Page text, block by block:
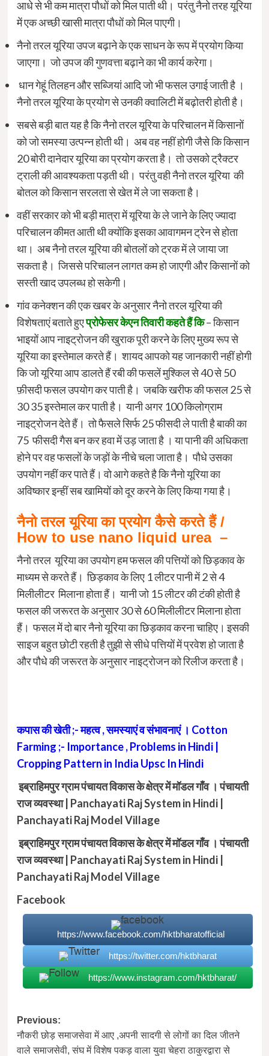
आधे से भी कम मात्रा पौधों को मिल पाती थी। परंतु नैनो तरह यूरिया
में एक अच्छी खासी मात्रा पौधों को मिल पाएगी।
नैनो तरल यूरिया उपज बढ़ाने के एक साधन के रूप में प्रयोग किया
जाएगा। जो उपज की गुणवत्ता बढ़ाने का भी कार्य करेगा।
धान गेहूं तिलहन और सब्जियां आदि जो भी फसल उगाई जाती है ।
नैनो तरल यूरिया के प्रयोग से उनकी क्वालिटी में बढ़ोतरी होती है।
सबसे बड़ी बात यह है कि नैनो तरल यूरिया के परिचालन में किसानों
को जो समस्या उत्पन्न होती थी। अब वह नहीं होगी जैसे कि किसान
20 बोरी दानेदार यूरिया का प्रयोग करता है। तो उसको ट्रैक्टर
ट्राली की आवश्यकता पड़ती थी। परंतु वही नैनो तरल यूरिया की
बोतल को किसान सरलता से खेत में ले जा सकता है।
वहीं सरकार को भी बड़ी मात्रा में यूरिया के ले जाने के लिए ज्यादा
परिचालन कीमत आती थी क्योंकि इसका आवागमन ट्रेन से होता
था। अब नैनो तरल यूरिया की बोतलों को ट्रक में ले जाया जा
सकता है। जिससे परिचालन लागत कम हो जाएगी और किसानों को
सस्ती खाद उपलब्ध हो सकेगी।
गांव कनेक्शन की एक खबर के अनुसार नैनो तरल यूरिया की
विशेषताएं बताते हुएप्रोफेसर केएन तिवारी कहते हैं कि– किसान
भाइयों आप नाइट्रोजन की खुराक पूरी करने के लिए मुख्य रूप से
यूरिया का इस्तेमाल करते हैं। शायद आपको यह जानकारी नहीं होगी
कि जो यूरिया आप डालते हैं रबी की फसलें मुश्किल से 40 से 50
फ़ीसदी फसल उपयोग कर पाती है। जबकि खरीफ की फसल 25 से
30 35 इस्तेमाल कर पाती है। यानी अगर 100 किलोग्राम
नाइट्रोजन देते हैं। तो फैसले सिर्फ 25 फीसदी ले पाती है बाकी का
75 फीसदी गैस बन कर हवा में उड़ जाता है । या पानी की अधिकता
होने पर वह फसलों के जड़ों के नीचे चला जाता है। पौधे उसका
उपयोग नहीं कर पाते हैं। वो आगे कहते है कि नैनो यूरिया का
अविष्कार इन्हीं सब खामियों को दूर करने के लिए किया गया है।
नैनो तरल यूरिया का प्रयोग कैसे करते हैं /
How to use nano liquid urea –
नैनो तरल यूरिया का उपयोग हम फसल की पत्तियों को छिड़काव के
माध्यम से करते हैं। छिड़काव के लिए 1 लीटर पानी में 2 से 4
मिलीलीटर मिलाना होता हैं। यानी जो 15 लीटर की टंकी होती है
फसल की जरूरत के अनुसार 30 से 60 मिलीलीटर मिलाना होता
हैं। फसल में दो बार नैनो यूरिया का छिड़काव करना चाहिए। इसकी
साइज बहुत छोटी रहती है तुझी से सीधे पत्तियों में प्रवेश हो जाता है
और पौधे की जरूरत के अनुसार नाइट्रोजन को रिलीज करता है।
कपास की खेती ;- महत्व , समस्याएं व संभावनाएं । Cotton
Farming ;- Importance , Problems in Hindi |
Cropping Pattern in India Upsc In Hindi
इब्राहिमपुर ग्राम पंचायत विकास के क्षेत्र में मॉडल गाँव । पंचायती
राज व्यवस्था | Panchayati Raj System in Hindi |
Panchayati Raj Model Village
इब्राहिमपुर ग्राम पंचायत विकास के क्षेत्र में मॉडल गाँव । पंचायती
राज व्यवस्था | Panchayati Raj System in Hindi |
Panchayati Raj Model Village
Facebook
https://www.facebook.com/hktbharatofficial
https://twitter.com/hktbharat
https://www.instagram.com/hktbharat/
Post
navigation
Previous:
नौकरी छोड़ समाजसेवा में आए ,अपनी सादगी से लोगों का दिल जीतने
वाले समाजसेवी, संघ में विशेष पकड़ वाला युवा चेहरा ठाकुरद्वारा से